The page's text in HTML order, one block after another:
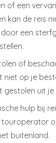
of een
kan de reis
een
of
niet op je
uit je
hulp bij
touroperator
buitenland.